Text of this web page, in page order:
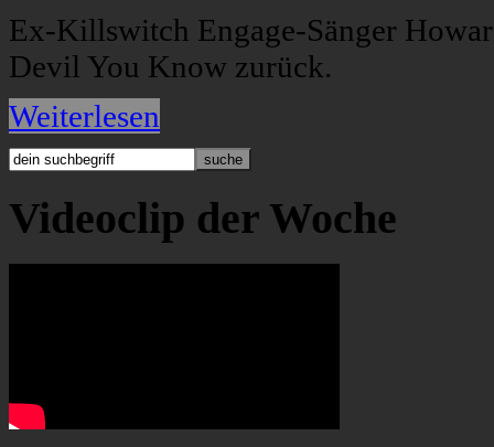
Ex-Killswitch Engage-Sänger
Devil You Know zurück.
Weiterlesen
Videoclip der Woche